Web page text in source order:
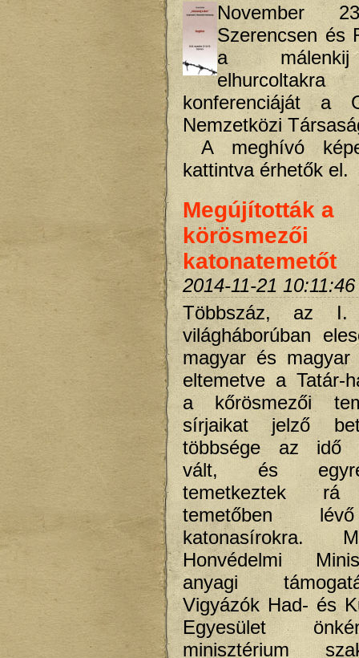
November
Szerencsen és
a
konferenciáját a
Nemzetközi
A meghívó
kattintva érhetők el.
Megújították a
körösmezői
katonatemetőt
2014-11-21 10:11:46
Többszáz, az
világháborúban
magyar és magyar
eltemetve a Tatár-
a kőrösmezői
sírjaikat jelző
többsége az idő
vált, és
temetkeztek
temetőben
katonasírokra.
Honvédelmi
anyagi
Vigyázók Had- és
Egyesület
minisztérium